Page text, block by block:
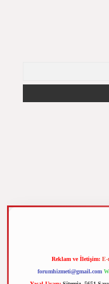
Reklam ve İletişim: E-
forumhizmeti@gmail.com